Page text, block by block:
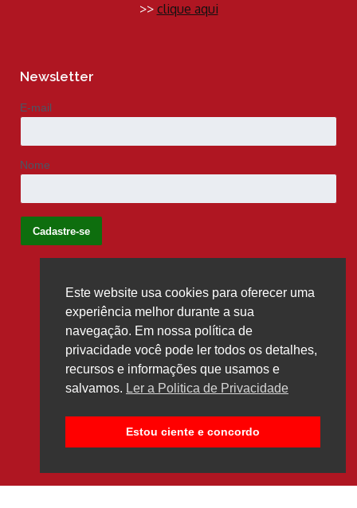
>> clique aqui
Newsletter
E-mail
Nome
Siga-nos
Este website usa cookies para oferecer uma
experiência melhor durante a sua
navegação. Em nossa política de
privacidade você pode ler todos os detalhes,
recursos e informações que usamos e
salvamos. Ler a Politica de Privacidade
Estou ciente e concordo